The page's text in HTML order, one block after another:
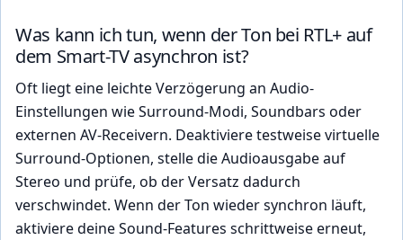
Was kann ich tun, wenn der Ton bei RTL+ auf
dem Smart-TV asynchron ist?
Oft liegt eine leichte Verzögerung an Audio-
Einstellungen wie Surround-Modi, Soundbars oder
externen AV-Receivern. Deaktiviere testweise virtuelle
Surround-Optionen, stelle die Audioausgabe auf
Stereo und prüfe, ob der Versatz dadurch
verschwindet. Wenn der Ton wieder synchron läuft,
aktiviere deine Sound-Features schrittweise erneut,